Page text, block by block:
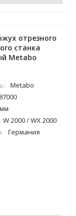
отрезного
станка
Metabo
Metabo
W 2000 / WX 2000
Германия